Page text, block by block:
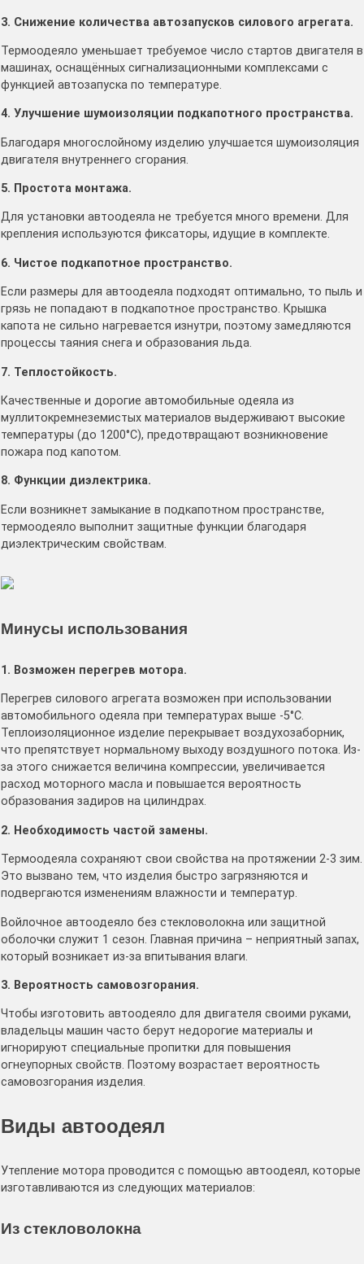
3. Снижение количества автозапусков силового агрегата.
Термоодеяло уменьшает требуемое число стартов двигателя в
машинах, оснащённых сигнализационными комплексами с
функцией автозапуска по температуре.
4. Улучшение шумоизоляции подкапотного пространства.
Благодаря многослойному изделию улучшается шумоизоляция
двигателя внутреннего сгорания.
5. Простота монтажа.
Для установки автоодеяла не требуется много времени. Для
крепления используются фиксаторы, идущие в комплекте.
6. Чистое подкапотное пространство.
Если размеры для автоодеяла подходят оптимально, то пыль и
грязь не попадают в подкапотное пространство. Крышка
капота не сильно нагревается изнутри, поэтому замедляются
процессы таяния снега и образования льда.
7. Теплостойкость.
Качественные и дорогие автомобильные одеяла из
муллитокремнеземистых материалов выдерживают высокие
температуры (до 1200°C), предотвращают возникновение
пожара под капотом.
8. Функции диэлектрика.
Если возникнет замыкание в подкапотном пространстве,
термоодеяло выполнит защитные функции благодаря
диэлектрическим свойствам.
Минусы использования
1. Возможен перегрев мотора.
Перегрев силового агрегата возможен при использовании
автомобильного одеяла при температурах выше -5°C.
Теплоизоляционное изделие перекрывает воздухозаборник,
что препятствует нормальному выходу воздушного потока. Из-
за этого снижается величина компрессии, увеличивается
расход моторного масла и повышается вероятность
образования задиров на цилиндрах.
2. Необходимость частой замены.
Термоодеяла сохраняют свои свойства на протяжении 2-3 зим.
Это вызвано тем, что изделия быстро загрязняются и
подвергаются изменениям влажности и температур.
Войлочное автоодеяло без стекловолокна или защитной
оболочки служит 1 сезон. Главная причина – неприятный запах,
который возникает из-за впитывания влаги.
3. Вероятность самовозгорания.
Чтобы изготовить автоодеяло для двигателя своими руками,
владельцы машин часто берут недорогие материалы и
игнорируют специальные пропитки для повышения
огнеупорных свойств. Поэтому возрастает вероятность
самовозгорания изделия.
Виды автоодеял
Утепление мотора проводится с помощью автоодеял, которые
изготавливаются из следующих материалов:
Из стекловолокна